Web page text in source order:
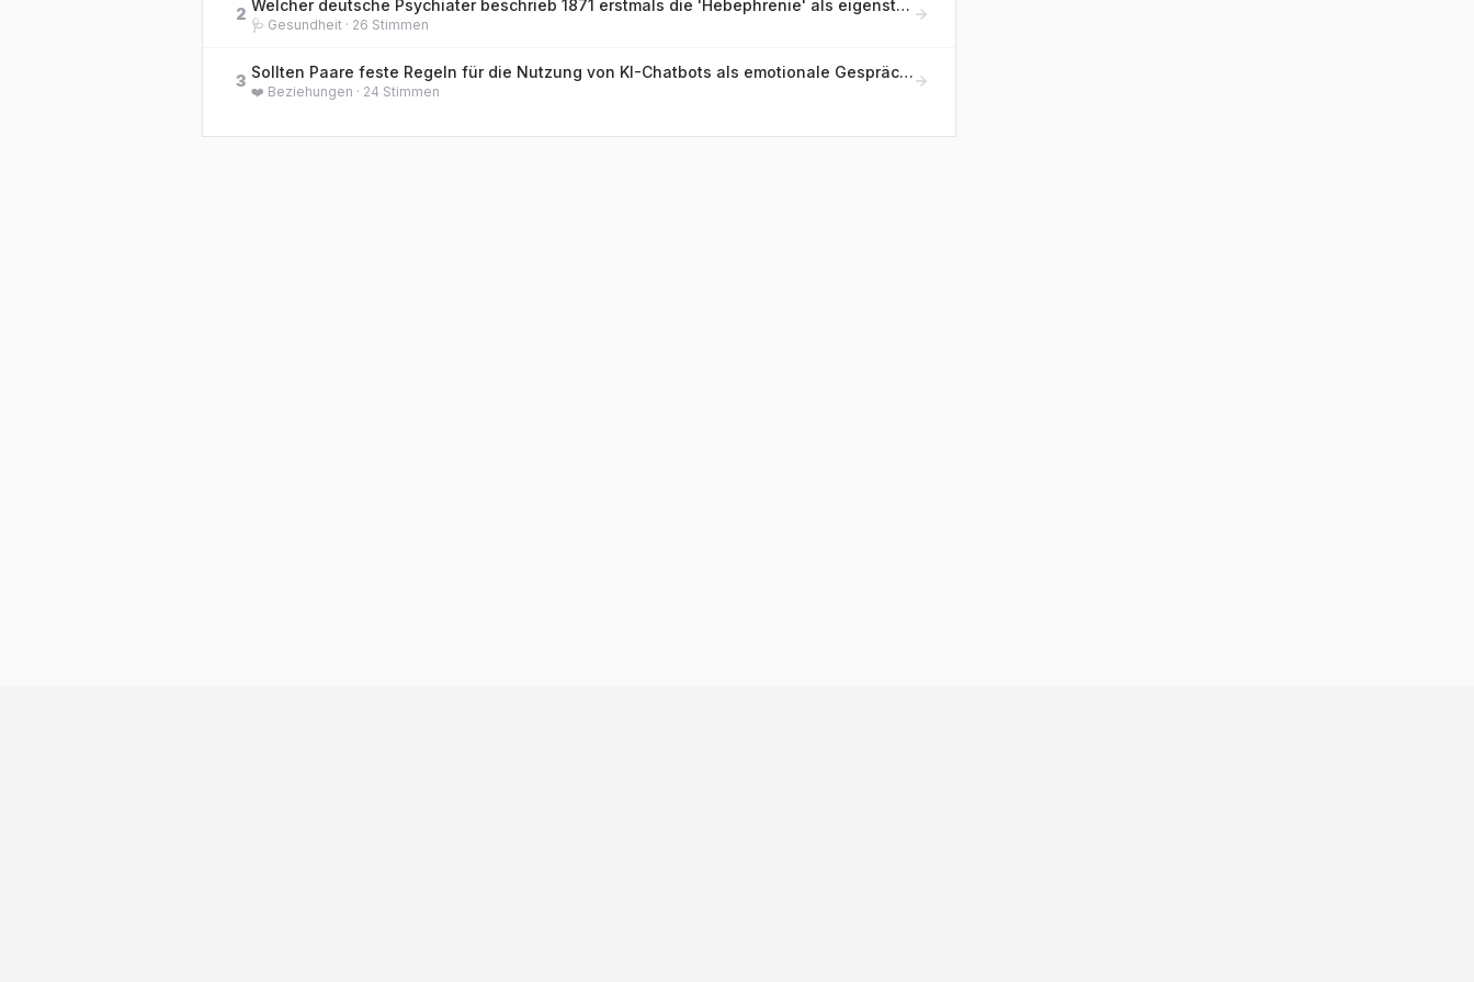
2 Welcher deutsche Psychiater beschrieb 1871 erstmals die 'Hebephrenie' als eigenständige Form der jugendlichen Geisteskrankheit?
🩺 Gesundheit · 26 Stimmen
3 Sollten Paare feste Regeln für die Nutzung von KI-Chatbots als emotionale Gesprächspartner haben?
❤️ Beziehungen · 24 Stimmen